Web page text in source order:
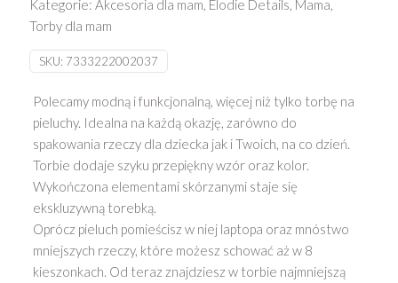
Kategorie: Akcesoria dla mam, Elodie Details, Mama,
Torby dla mam
SKU: 7333222002037
Polecamy modną i funkcjonalną, więcej niż tylko torbę na
pieluchy. Idealna na każdą okazję, zarówno do
spakowania rzeczy dla dziecka jak i Twoich, na co dzień.
Torbie dodaje szyku przepiękny wzór oraz kolor.
Wykończona elementami skórzanymi staje się
ekskluzywną torebką.
Oprócz pieluch pomieścisz w niej laptopa oraz mnóstwo
mniejszych rzeczy, które możesz schować aż w 8
kieszonkach. Od teraz znajdziesz w torbie najmniejszą